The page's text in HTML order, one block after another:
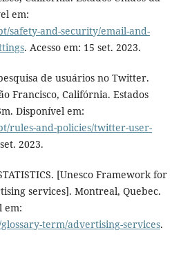
em:
safety-and-security/email-and-
. Acesso em: 15 set. 2023.
de usuários no Twitter.
Francisco, Califórnia. Estados
Disponível em:
rules-and-policies/twitter-user-
2023.
[Unesco Framework for
services]. Montreal, Quebec.
em:
term/advertising-services.